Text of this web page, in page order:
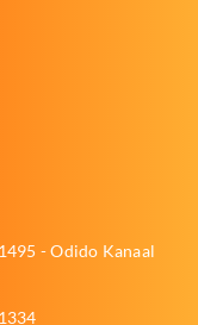
- Odido Kanaal